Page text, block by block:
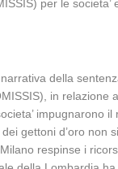
per le societa’
della
in relazione
impugnarono
dei gettoni d’oro
respinse i